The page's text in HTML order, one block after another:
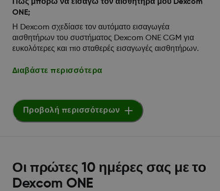
Πώς μπορώ να εισάγω τον αισθητήρα μου Dexcom
ONE;
Η Dexcom σχεδίασε τον αυτόματο εισαγωγέα
αισθητήρων του συστήματος Dexcom ONE CGM για
ευκολότερες και πιο σταθερές εισαγωγές αισθητήρων.
Διαβάστε περισσότερα
Προβολή περισσότερων
Οι πρώτες 10 ημέρες σας με το
Dexcom ONE